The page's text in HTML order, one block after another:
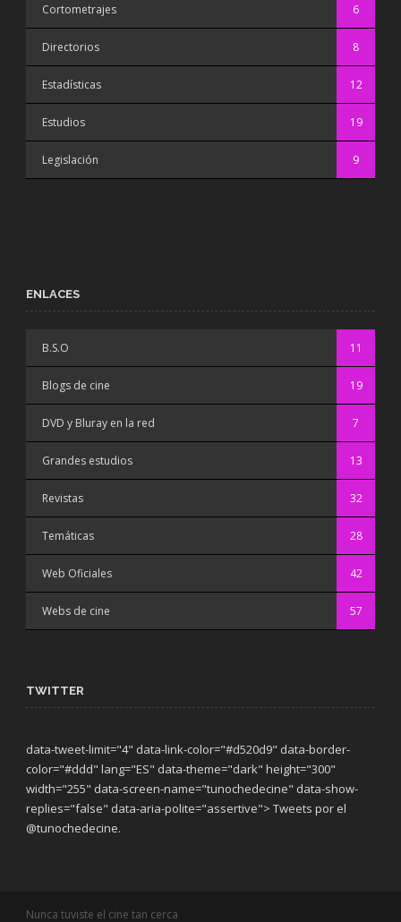
Cortometrajes 6
Directorios 8
Estadísticas 12
Estudios 19
Legislación 9
ENLACES
B.S.O 11
Blogs de cine 19
DVD y Bluray en la red 7
Grandes estudios 13
Revistas 32
Temáticas 28
Web Oficiales 42
Webs de cine 57
TWITTER
data-tweet-limit="4" data-link-color="#d520d9" data-border-
color="#ddd" lang="ES" data-theme="dark" height="300"
width="255" data-screen-name="tunochedecine" data-show-
replies="false" data-aria-polite="assertive"> Tweets por el
@tunochedecine.
Nunca tuviste el cine tan cerca